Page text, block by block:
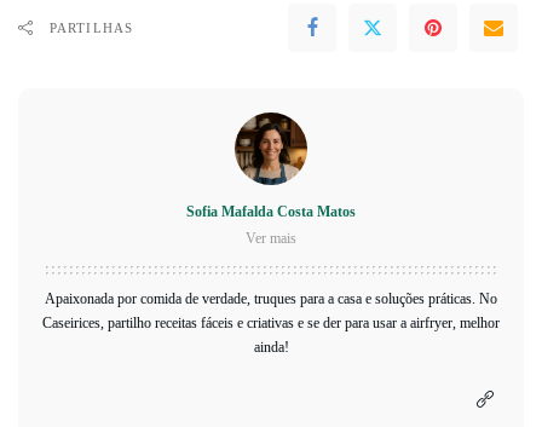
PARTILHAS
Sofia Mafalda Costa Matos
Ver mais
Apaixonada por comida de verdade, truques para a casa e soluções práticas. No
Caseirices, partilho receitas fáceis e criativas e se der para usar a airfryer, melhor
ainda!